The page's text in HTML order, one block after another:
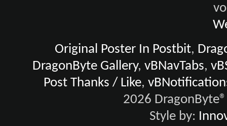
Original Poster In Postbit,
DragonByte Gallery,vBNavTabs,
Post Thanks / Like,
2026
Style by: